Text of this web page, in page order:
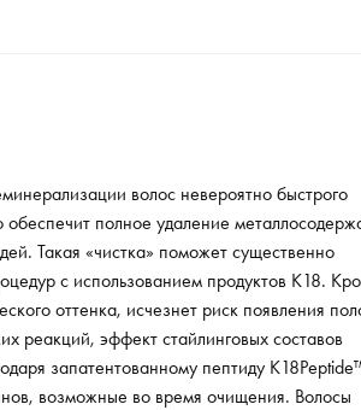
волос невероятно быстрого
обеспечит полное удаление
Такая «чистка» поможет существенно
с использованием продуктов K18.
оттенка, исчезнет риск появления
реакций, эффект стайлинговых составов
запатентованному пептиду
возможные во время очищения. Волосы